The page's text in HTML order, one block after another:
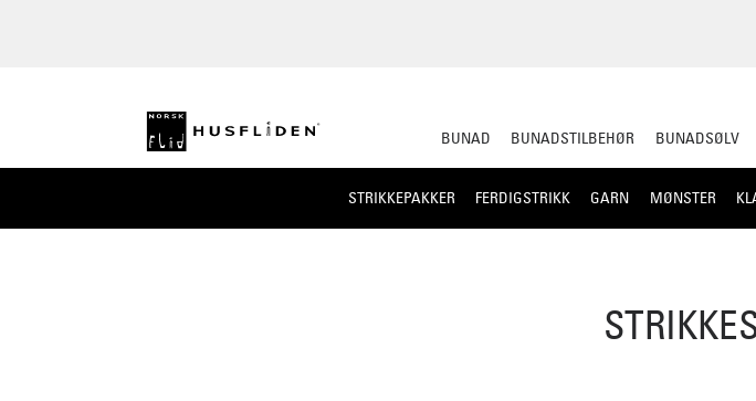
BUNAD BUNADSTILBEHØR BUNADSØLV
STRIKKEPAKKER FERDIGSTRIKK GARN MØNSTER